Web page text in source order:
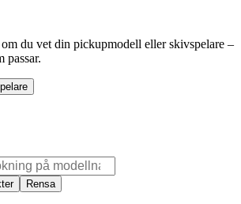
du vet din pickupmodell eller skivspelare –
passar.
Rensa